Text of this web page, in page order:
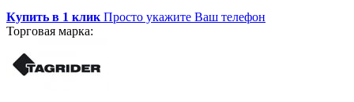
Купить в 1 клик Просто укажите Ваш телефон
Торговая марка: